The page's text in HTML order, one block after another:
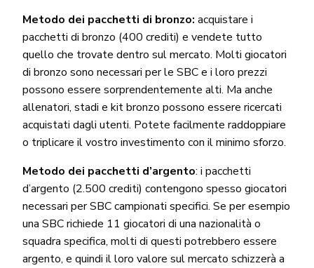
Metodo dei pacchetti di bronzo: acquistare i
pacchetti di bronzo (400 crediti) e vendete tutto
quello che trovate dentro sul mercato. Molti giocatori
di bronzo sono necessari per le SBC e i loro prezzi
possono essere sorprendentemente alti. Ma anche
allenatori, stadi e kit bronzo possono essere ricercati
acquistati dagli utenti. Potete facilmente raddoppiare
o triplicare il vostro investimento con il minimo sforzo.
Metodo dei pacchetti d’argento: i pacchetti
d’argento (2.500 crediti) contengono spesso giocatori
necessari per SBC campionati specifici. Se per esempio
una SBC richiede 11 giocatori di una nazionalità o
squadra specifica, molti di questi potrebbero essere
argento, e quindi il loro valore sul mercato schizzerà a